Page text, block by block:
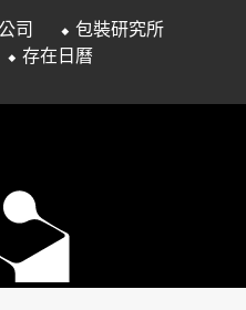
司
⬥ 包裝研究所
⬥ 存在日曆